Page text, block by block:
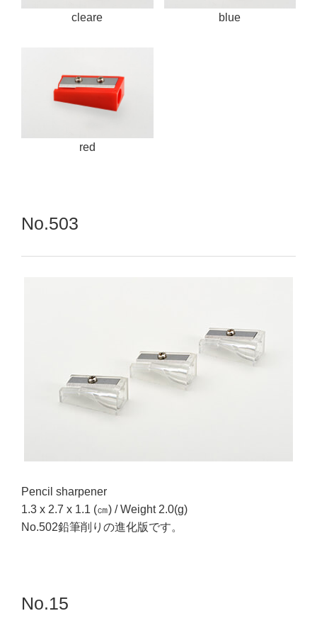
cleare blue
red
No.503
Pencil sharpener
1.3 x 2.7 x 1.1 (㎝) / Weight 2.0(g)
No.502鉛筆削りの進化版です。
No.15